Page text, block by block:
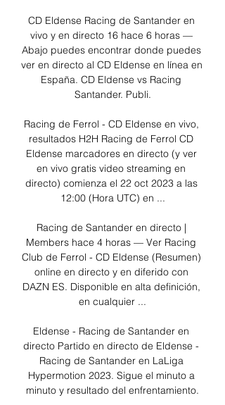
CD Eldense Racing de Santander en
vivo y en directo 16 hace 6 horas —
Abajo puedes encontrar donde puedes
ver en directo al CD Eldense en línea en
España. CD Eldense vs Racing
Santander. Publi.
Racing de Ferrol - CD Eldense en vivo,
resultados H2H Racing de Ferrol CD
Eldense marcadores en directo (y ver
en vivo gratis video streaming en
directo) comienza el 22 oct 2023 a las
12:00 (Hora UTC) en ...
Racing de Santander en directo |
Members hace 4 horas — Ver Racing
Club de Ferrol - CD Eldense (Resumen)
online en directo y en diferido con
DAZN ES. Disponible en alta definición,
en cualquier ...
Eldense - Racing de Santander en
directo Partido en directo de Eldense -
Racing de Santander en LaLiga
Hypermotion 2023. Sigue el minuto a
minuto y resultado del enfrentamiento.